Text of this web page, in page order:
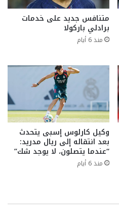
متنافس جديد على خدمات
برادلي باركولا
منذ 6 أيام
وكيل كارلوس إسبى يتحدث
بعد انتقاله إلى ريال مدريد:
“عندما يتصلون، لا يوجد شك”
منذ 6 أيام